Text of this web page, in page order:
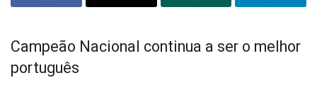
Campeão Nacional continua a ser o melhor
português